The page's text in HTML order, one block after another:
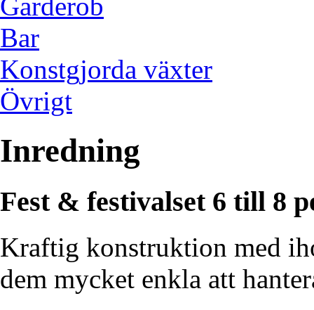
Bar
Konstgjorda växter
Övrigt
Inredning
Fest & festivalset 6 till 8
Kraftig konstruktion med
dem mycket enkla att